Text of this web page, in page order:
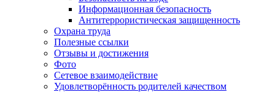
Информационная безопасность
Антитеррористическая защищенность
Охрана труда
Полезные ссылки
Отзывы и достижения
Фото
Сетевое взаимодействие
Удовлетворённость родителей качеством